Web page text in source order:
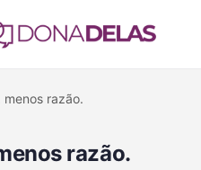
razão.
razão.